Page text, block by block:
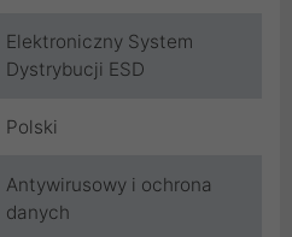
Elektroniczny System
Dystrybucji ESD
Polski
Antywirusowy i ochrona
danych